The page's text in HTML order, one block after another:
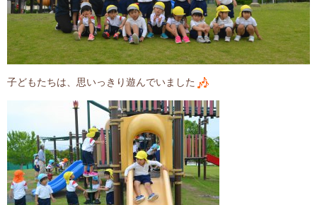
子どもたちは、思いっきり遊んでいました